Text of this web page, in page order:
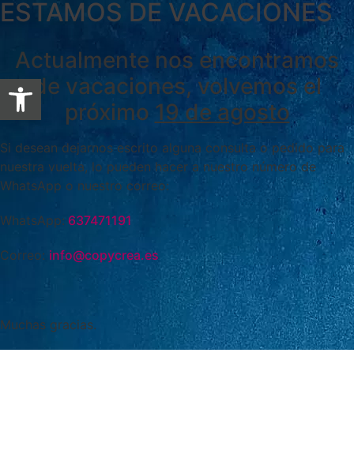
ESTAMOS DE VACACIONES
Actualmente nos encontramos
de vacaciones, volvemos el
próximo 19 de agosto
Si desean dejarnos escrito alguna consulta o pedido para
nuestra vuelta, lo pueden hacer a nuestro número de
WhatsApp o nuestro correo:
WhatsApp: 637471191
Correo: info@copycrea.es
Muchas gracias.
Abrir barra de herramientas